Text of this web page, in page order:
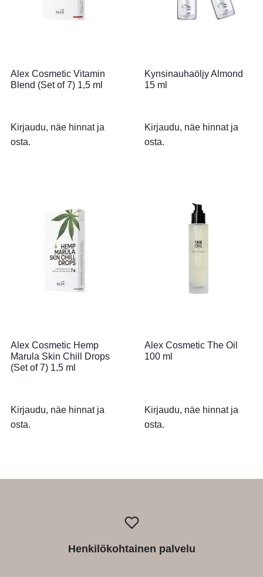
Alex Cosmetic Vitamin
Blend (Set of 7) 1,5 ml
Kirjaudu, näe hinnat ja
osta.
Kynsinauhaöljy Almond
15 ml
Kirjaudu, näe hinnat ja
osta.
Alex Cosmetic Hemp
Marula Skin Chill Drops
(Set of 7) 1,5 ml
Kirjaudu, näe hinnat ja
osta.
Alex Cosmetic The Oil
100 ml
Kirjaudu, näe hinnat ja
osta.
Henkilökohtainen palvelu